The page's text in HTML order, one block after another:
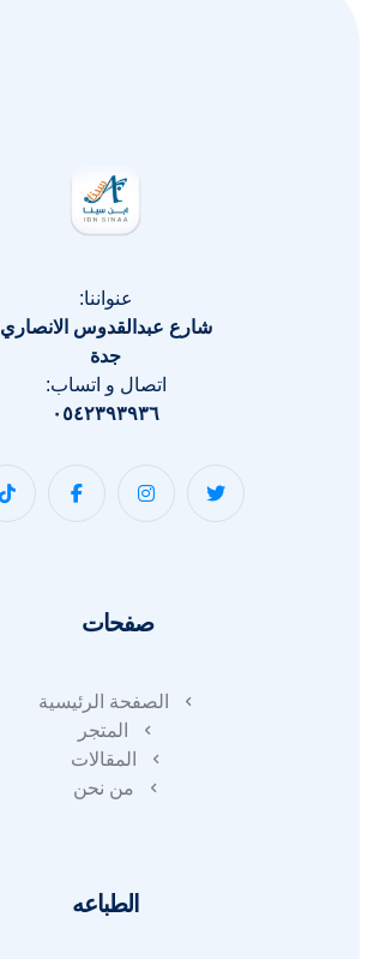
عنواننا:
شارع عبدالقدوس الانصاري
جدة
اتصال و اتساب:
٠٥٤٢٣٩٣٩٣٦
صفحات
الصفحة الرئيسية
المتجر
المقالات
من نحن
الطباعه